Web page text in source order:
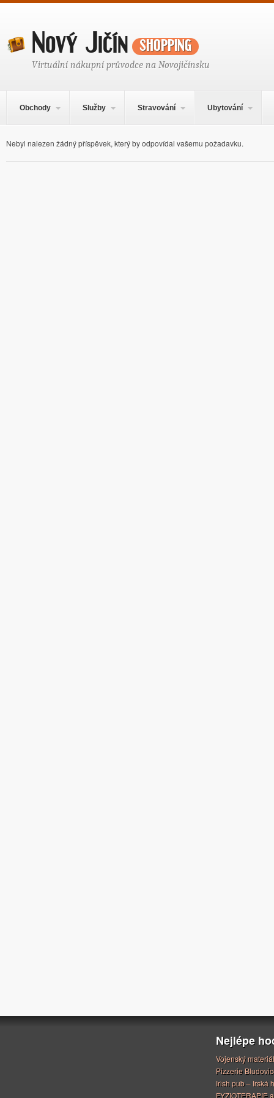
Nový Jičínshopping
Virtuální nákupní průvodce na Novojičínsku
Obchody Služby Stravování Ubytování
Nebyl nalezen žádný příspěvek, který by odpovídal vašemu požadavku.
Nejlépe
Vojenský
Pizzerie
Irish pub – Irská
FYZIOTERAPIE